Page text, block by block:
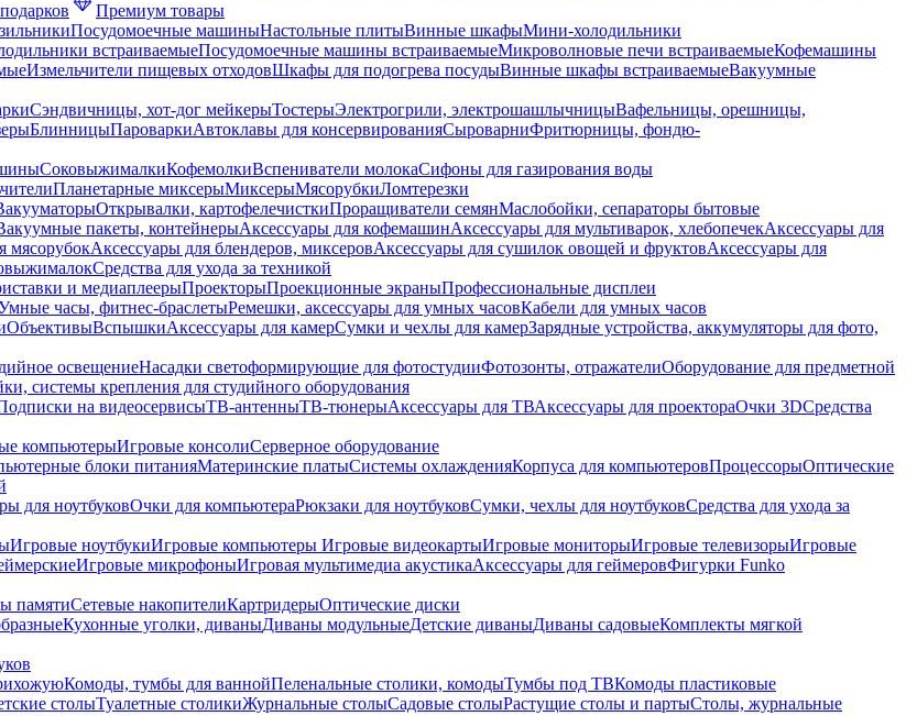
Премиум товары
Посудомоечные машиныНастольные плитыВинные шкафыМини-холодильники
встраиваемыеПосудомоечные машины встраиваемыеМикроволновые печи встраиваемыеКофемашины
Измельчители пищевых отходовШкафы для подогрева посудыВинные шкафы встраиваемыеВакуумные
Сэндвичницы, хот-дог мейкерыТостерыЭлектрогрили, электрошашлычницыВафельницы, орешницы,
БлинницыПароваркиАвтоклавы для консервированияСыроварниФритюрницы, фондю-
СоковыжималкиКофемолкиВспениватели молокаСифоны для газирования воды
Планетарные миксерыМиксерыМясорубкиЛомтерезки
Открывалки, картофелечисткиПроращиватели семянМаслобойки, сепараторы бытовые
пакеты, контейнерыАксессуары для кофемашинАксессуары для мультиварок, хлебопечекАксессуары для
мясорубокАксессуары для блендеров, миксеровАксессуары для сушилок овощей и фруктовАксессуары для
Средства для ухода за техникой
и медиаплеерыПроекторыПроекционные экраныПрофессиональные дисплеи
часы, фитнес-браслетыРемешки, аксессуары для умных часовКабели для умных часов
ОбъективыВспышкиАксессуары для камерСумки и чехлы для камерЗарядные устройства, аккумуляторы для фото,
освещениеНасадки светоформирующие для фотостудииФотозонты, отражателиОборудование для предметной
системы крепления для студийного оборудования
на видеосервисыТВ-антенныТВ-тюнерыАксессуары для ТВАксессуары для проектораОчки 3DСредства
компьютерыИгровые консолиСерверное оборудование
блоки питанияМатеринские платыСистемы охлажденияКорпуса для компьютеровПроцессорыОптические
для ноутбуковОчки для компьютераРюкзаки для ноутбуковСумки, чехлы для ноутбуковСредства для ухода за
Игровые ноутбукиИгровые компьютеры Игровые видеокартыИгровые мониторыИгровые телевизорыИгровые
Игровые микрофоныИгровая мультимедиа акустикаАксессуары для геймеровФигурки Funko
памятиСетевые накопителиКартридерыОптические диски
Кухонные уголки, диваныДиваны модульныеДетские диваныДиваны садовыеКомплекты мягкой
Комоды, тумбы для ваннойПеленальные столики, комодыТумбы под ТВКомоды пластиковые
столыТуалетные столикиЖурнальные столыСадовые столыРастущие столы и партыСтолы, журнальные